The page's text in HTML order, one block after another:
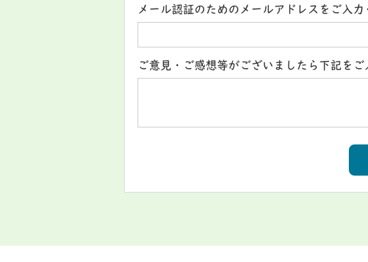
メール認証のためのメールアドレスをご入力
ご意見・ご感想等がございましたら下記をご